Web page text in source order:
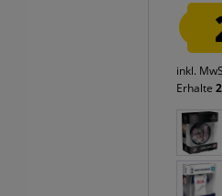
inkl.
Erhalte